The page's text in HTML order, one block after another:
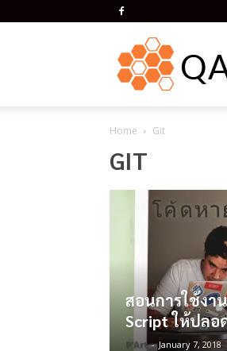
Home Git
GIT
สอนการใช้งา
Script ให้ปลอ
P'Art - January 7, 2018